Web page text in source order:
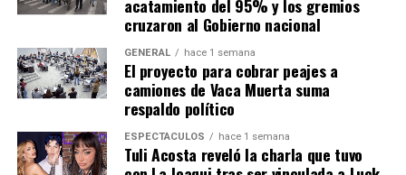
“Además, recibimos un equipo de ósmosis inversa nuevo,
lo que permite ampliar y mejorar el módulo de atención
de pacientes en diálisis no solo del Centeno sino de toda
la región”, agregó.
A partir del desafío de la COVID-19, al tratarse de una
patología nueva y con un comportamiento diferente, el
médico se refirió a los largos períodos de internación de
acatamiento del 95% y los gremios
cruzaron al Gobierno nacional
GENERAL hace 1 semana
El proyecto para cobrar peajes a
camiones de Vaca Muerta suma
respaldo político
ESPECTÁCULOS hace 1 semana
Tuli Acosta reveló la charla que tuvo